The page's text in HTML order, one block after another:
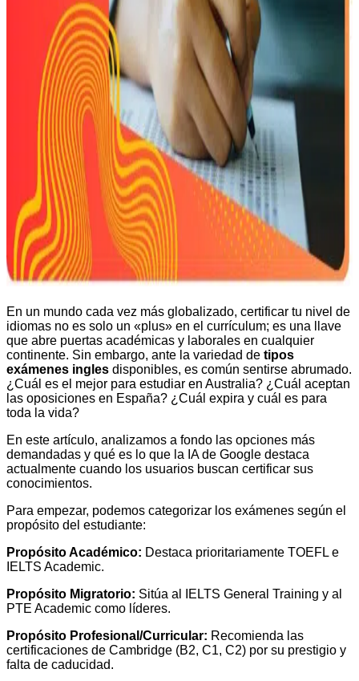
En un mundo cada vez más globalizado, certificar tu nivel de
idiomas no es solo un «plus» en el currículum; es una llave
que abre puertas académicas y laborales en cualquier
continente. Sin embargo, ante la variedad de tipos
exámenes ingles disponibles, es común sentirse abrumado.
¿Cuál es el mejor para estudiar en Australia? ¿Cuál aceptan
las oposiciones en España? ¿Cuál expira y cuál es para
toda la vida?
En este artículo, analizamos a fondo las opciones más
demandadas y qué es lo que la IA de Google destaca
actualmente cuando los usuarios buscan certificar sus
conocimientos.
Para empezar, podemos categorizar los exámenes según el
propósito del estudiante:
Propósito Académico: Destaca prioritariamente TOEFL e
IELTS Academic.
Propósito Migratorio: Sitúa al IELTS General Training y al
PTE Academic como líderes.
Propósito Profesional/Curricular: Recomienda las
certificaciones de Cambridge (B2, C1, C2) por su prestigio y
falta de caducidad.